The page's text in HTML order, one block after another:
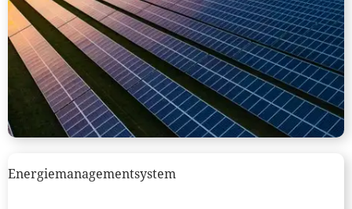
Energiemanagementsystem